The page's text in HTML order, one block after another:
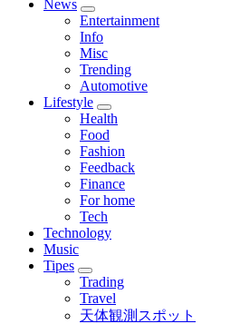
News
Entertainment
Info
Misc
Trending
Automotive
Lifestyle
Health
Food
Fashion
Feedback
Finance
For home
Tech
Technology
Music
Tipes
Trading
Travel
天体観測スポット